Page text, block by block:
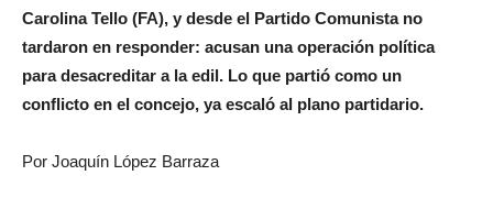
Carolina Tello (FA), y desde el Partido Comunista no
tardaron en responder: acusan una operación política
para desacreditar a la edil. Lo que partió como un
conflicto en el concejo, ya escaló al plano partidario.
Por Joaquín López Barraza